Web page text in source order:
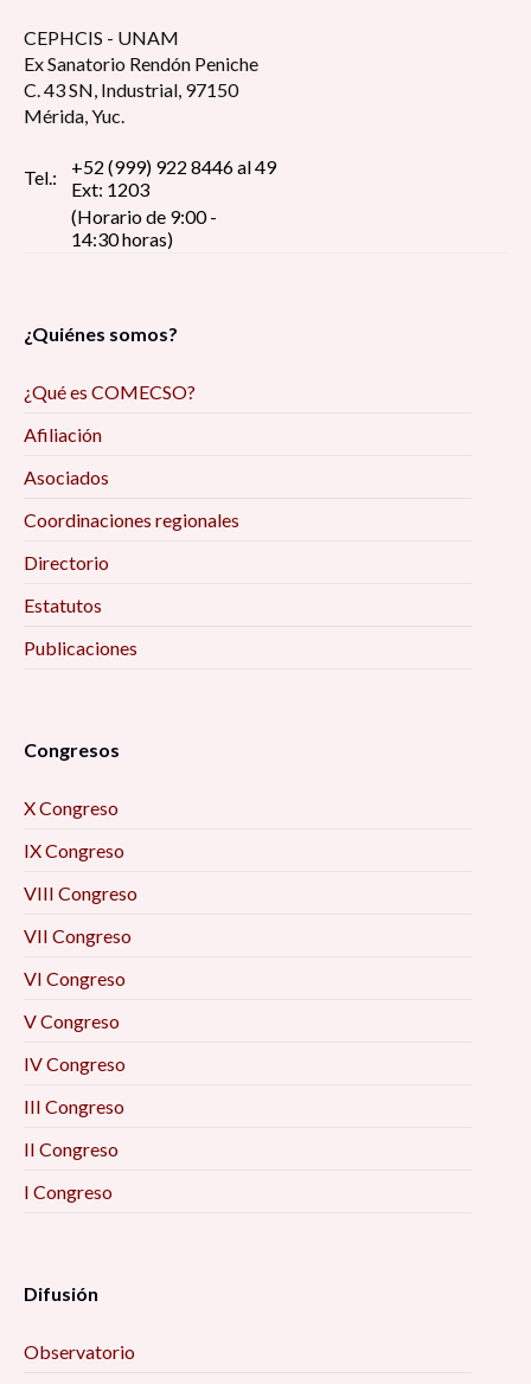
CEPHCIS - UNAM
Ex Sanatorio Rendón Peniche
C. 43 SN, Industrial, 97150
Mérida, Yuc.
Tel.:
+52 (999) 922 8446 al 49
Ext: 1203
(Horario de 9:00 -
14:30 horas)
¿Quiénes somos?
¿Qué es COMECSO?
Afiliación
Asociados
Coordinaciones regionales
Directorio
Estatutos
Publicaciones
Congresos
X Congreso
IX Congreso
VIII Congreso
VII Congreso
VI Congreso
V Congreso
IV Congreso
III Congreso
II Congreso
I Congreso
Difusión
Observatorio